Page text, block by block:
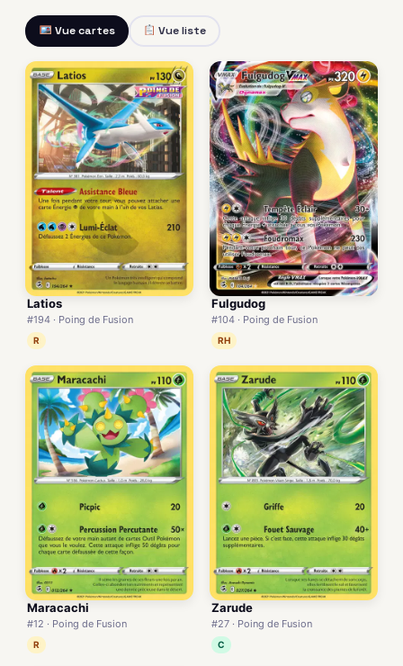
Vue cartes Vue liste
Latios
#194 · Poing de Fusion
R
Fulgudog
#104 · Poing de Fusion
RH
Maracachi
#12 · Poing de Fusion
R
Zarude
#27 · Poing de Fusion
C